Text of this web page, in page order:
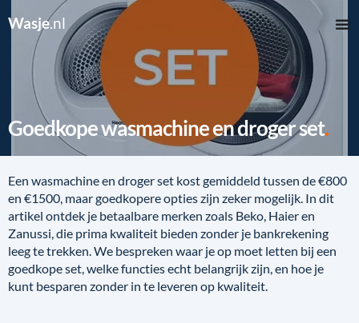
Wasje.nl
Goedkope wasmachine en droger set
Een wasmachine en droger set kost gemiddeld tussen de €800
en €1500, maar goedkopere opties zijn zeker mogelijk. In dit
artikel ontdek je betaalbare merken zoals Beko, Haier en
Zanussi, die prima kwaliteit bieden zonder je bankrekening
leeg te trekken. We bespreken waar je op moet letten bij een
goedkope set, welke functies echt belangrijk zijn, en hoe je
kunt besparen zonder in te leveren op kwaliteit.